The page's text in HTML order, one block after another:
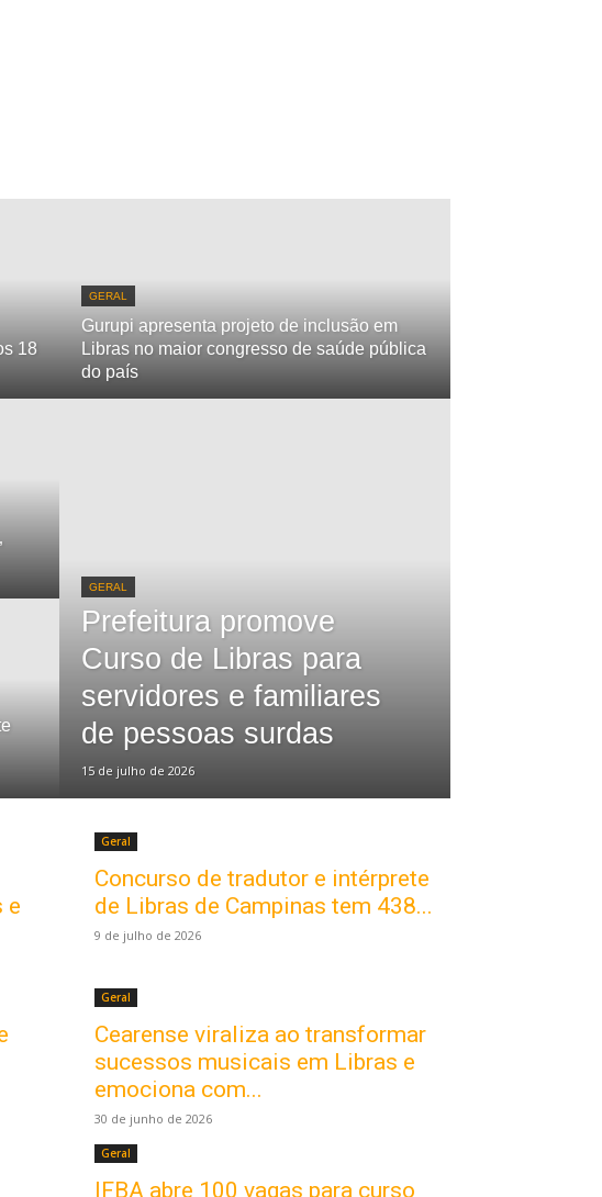
18
GERAL
Gurupi apresenta projeto de inclusão em
Libras no maior congresso de saúde pública
do país
GERAL
Prefeitura promove
Curso de Libras para
servidores e familiares
de pessoas surdas
15 de julho de 2026
e
Geral
Concurso de tradutor e intérprete
de Libras de Campinas tem 438...
9 de julho de 2026
Geral
Cearense viraliza ao transformar
sucessos musicais em Libras e
emociona com...
30 de junho de 2026
Geral
IFBA abre 100 vagas para curso